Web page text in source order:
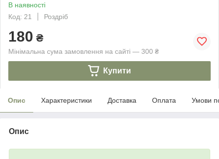
В наявності
Код: 21
Роздріб
180 ₴
Мінімальна сума замовлення на сайті — 300 ₴
Купити
Опис Характеристики Доставка Оплата Умови
Опис